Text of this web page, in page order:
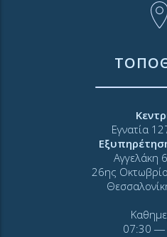
Εγνατία
Αγγελάκη
26ης
07:30 ―